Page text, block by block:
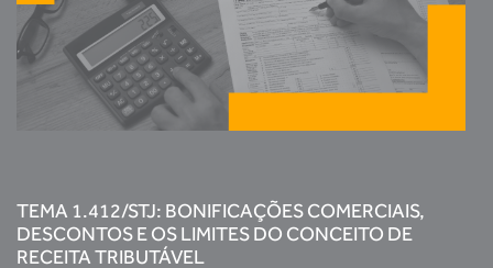
TEMA 1.412/STJ: BONIFICAÇÕES COMERCIAIS,
DESCONTOS E OS LIMITES DO CONCEITO DE
RECEITA TRIBUTÁVEL